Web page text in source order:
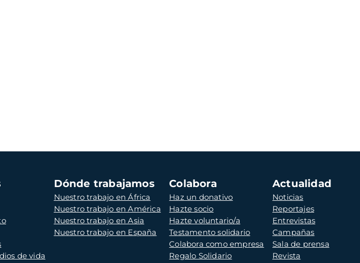
de vida
Dónde trabajamos
Nuestro trabajo en África
Nuestro trabajo en América
Nuestro trabajo en Asia
Nuestro trabajo en España
Colabora
Haz un donativo
Hazte socio
Hazte voluntario/a
Testamento solidario
Colabora como empresa
Regalo Solidario
Actualidad
Noticias
Reportajes
Entrevistas
Campañas
Sala de prensa
Revista